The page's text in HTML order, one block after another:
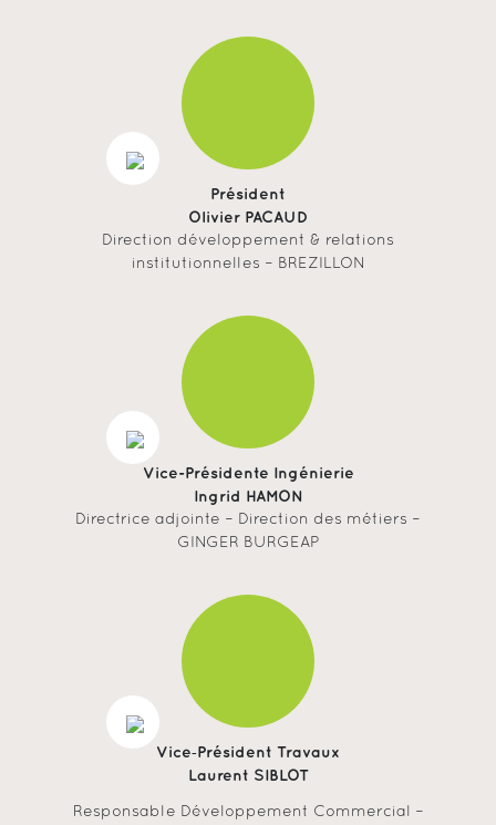
Président
Olivier PACAUD
Direction développement & relations
institutionnelles – BREZILLON
Vice-Présidente Ingénierie
Ingrid HAMON
Directrice adjointe – Direction des métiers –
GINGER BURGEAP
Vice‐Président Travaux
Laurent SIBLOT
Responsable Développement Commercial –